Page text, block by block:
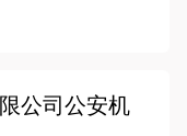
公司公安机